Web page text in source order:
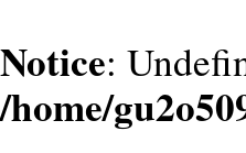
Notice:
/home/